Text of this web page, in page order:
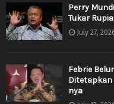
Perry
Tukar
July 27,
Febrie
Ditetapkan
nya